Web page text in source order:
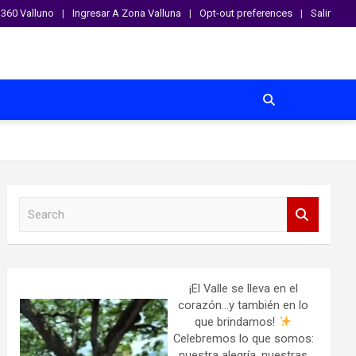
360 Valluno Ingresar A Zona Valluna Opt-out preferences Salir
¡El Valle se lleva en el
corazón…y también en lo
que brindamos!
Celebremos lo que somos: